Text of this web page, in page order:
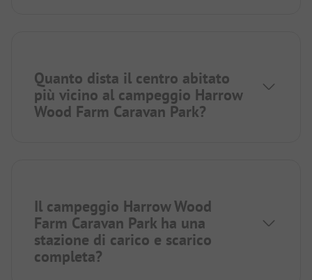
Quanto dista il centro abitato
più vicino al campeggio Harrow
Wood Farm Caravan Park?
Il campeggio Harrow Wood
Farm Caravan Park ha una
stazione di carico e scarico
completa?